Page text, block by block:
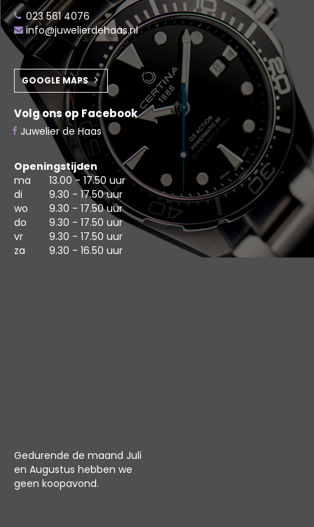
023 561 4076
info@juwelierdehaas.nl
GOOGLE MAPS
Volg ons op Facebook
Juwelier de Haas
Openingstijden
ma
13.00 - 17.50 uur
di
9.30 - 17.50 uur
wo
9.30 - 17.50 uur
do
9.30 - 17.50 uur
vr
9.30 - 17.50 uur
za
9.30 - 16.50 uur
Gedurende de maand Juli
en Augustus hebben we
geen koopavond.